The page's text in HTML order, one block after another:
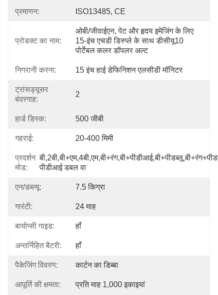
प्रमाणन: ISO13485, CE
प्रोडक्ट का नाम:
ओबी/जीवाईएन, पेट और हृदय इमेजिंग के लिए
15-इंच एचडी डिस्प्ले के साथ डीसीयू10
पोर्टेबल कलर डॉपलर अल्ट
निगरानी करना: 15 इंच हाई डेफिनिशन एलसीडी मॉनिटर
ट्रांसड्यूसर
बंदरगाह:
2
हार्ड डिस्क: 500 जीबी
गहराई: 20-400 मिमी
प्रदर्शन
मोड:
पीडीआई डबल वा
एन/डब्ल्यू: 7.5 किग्रा
गारंटी: 24 माह
बायोप्सी गाइड: हाँ
अन्तर्निहित बैटरी: हाँ
पैकेजिंग विवरण: कार्टन का डिब्बा
आपूर्ति की क्षमता: प्रति माह 1,000 इकाइयां